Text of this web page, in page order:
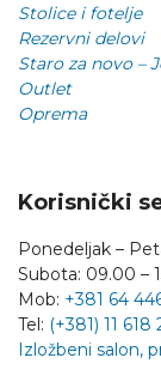
Stolice i fotelje
Rezervni delovi
Staro za novo –
Outlet
Oprema
Korisnički
Ponedeljak –
Subota: 09.00 –
Mob: +381 64
Tel: (+381) 11
Izložbeni salon,